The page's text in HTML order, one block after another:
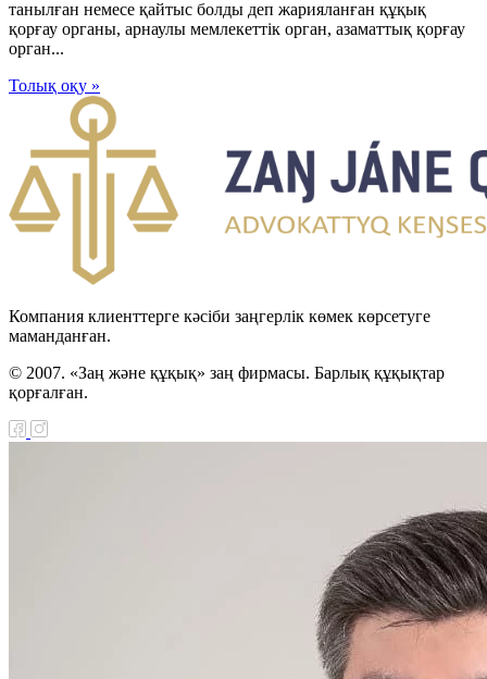
танылған немесе қайтыс болды деп жарияланған құқық
қорғау органы, арнаулы мемлекеттік орган, азаматтық қорғау
орган...
Толық оқу »
Компания клиенттерге кәсіби заңгерлік көмек көрсетуге
маманданған.
© 2007. «Заң және құқық» заң фирмасы. Барлық құқықтар
қорғалған.